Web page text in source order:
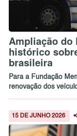
Ampliação do
histórico
brasileira
Para a Fundação
renovação dos
15 DE JUNHO 2026